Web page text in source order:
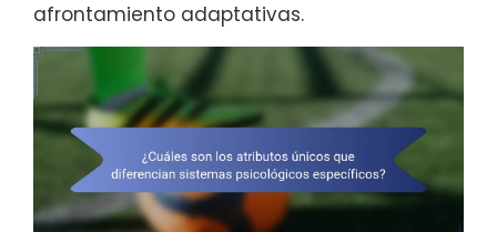
afrontamiento adaptativas.